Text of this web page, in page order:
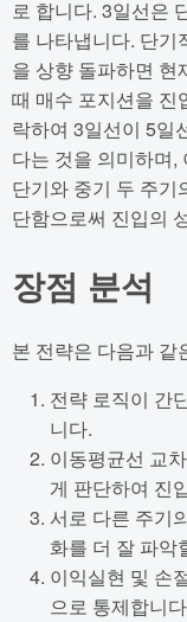
로 합니다. 3일선은
를 나타냅니다. 단기
을 상향 돌파하면 현
때 매수 포지션을 진
락하여 3일선이 5일
다는 것을 의미하며,
단기와 중기 두 주기
단함으로써 진입의
장점 분석
본 전략은 다음과 같
전략 로직이 간
니다.
이동평균선 교
게 판단하여 진
서로 다른 주기
화를 더 잘 파악
이익실현 및 손
으로 통제합니